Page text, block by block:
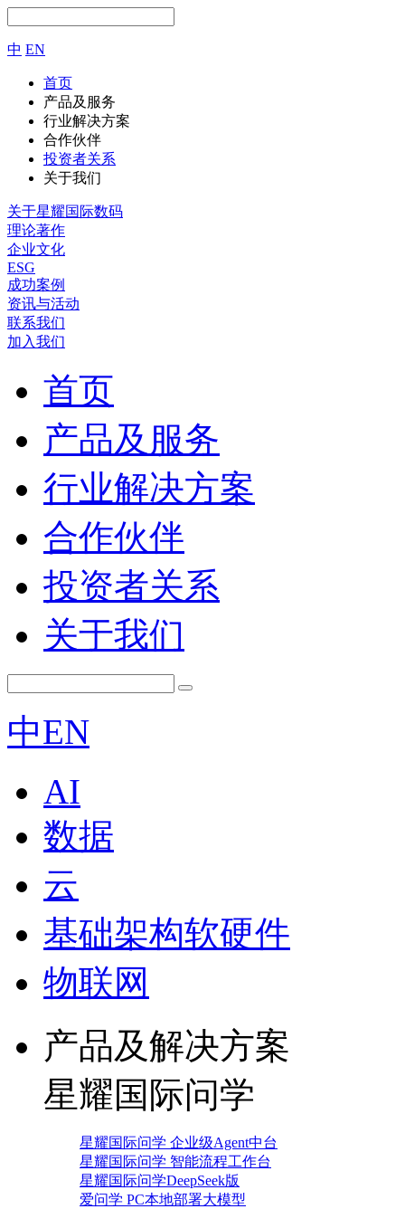
中 EN
首页
产品及服务
行业解决方案
合作伙伴
投资者关系
关于我们
关于星耀国际数码
理论著作
企业文化
ESG
成功案例
资讯与活动
联系我们
加入我们
首页
产品及服务
行业解决方案
合作伙伴
投资者关系
关于我们
中EN
AI
数据
云
基础架构软硬件
物联网
产品及解决方案
星耀国际问学
星耀国际问学 企业级Agent中台
星耀国际问学 智能流程工作台
星耀国际问学DeepSeek版
爱问学 PC本地部署大模型